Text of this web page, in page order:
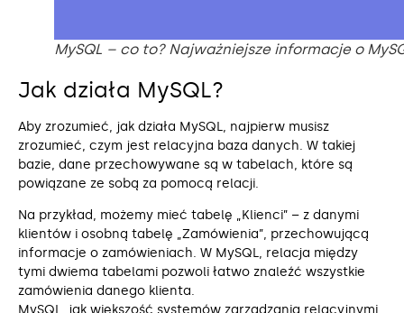
MySQL – co to? Najważniejsze informacje o
Jak działa MySQL?
Aby zrozumieć, jak działa MySQL, najpierw musisz
zrozumieć, czym jest relacyjna baza danych. W takiej
bazie, dane przechowywane są w tabelach, które są
powiązane ze sobą za pomocą relacji.
Na przykład, możemy mieć tabelę „Klienci” – z danymi
klientów i osobną tabelę „Zamówienia”, przechowującą
informacje o zamówieniach. W MySQL, relacja między
tymi dwiema tabelami pozwoli łatwo znaleźć wszystkie
zamówienia danego klienta.